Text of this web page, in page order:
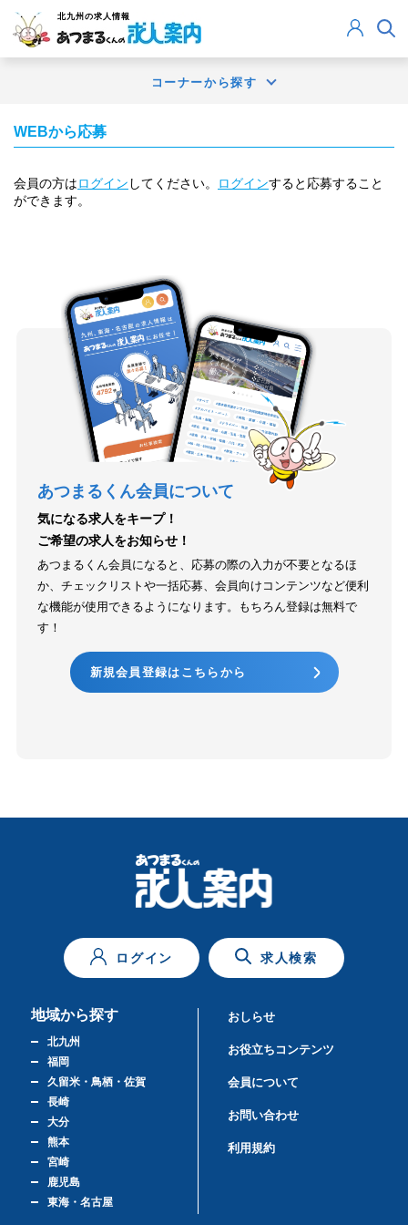
北九州の求人情報
コーナーから探す
WEBから応募
会員の方はログイン してください。 ログインすると応募すること
ができます。
あつまるくん会員について
気になる求人をキープ！
ご希望の求人をお知らせ！
あつまるくん会員になると、応募の際の入力が不要となるほ
か、チェックリストや一括応募、会員向けコンテンツなど便利
な機能が使用できるようになります。もちろん登録は無料で
す！
新規会員登録はこちらから
ログイン 求人検索
地域から探す
北九州
福岡
久留米・鳥栖・佐賀
長崎
大分
熊本
宮崎
鹿児島
東海・名古屋
おしらせ
お役立ちコンテンツ
会員について
お問い合わせ
利用規約